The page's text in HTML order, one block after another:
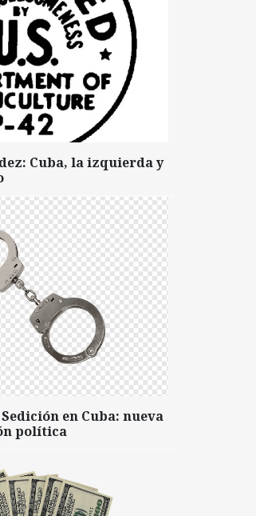
Cuba, la izquierda y
en Cuba: nueva
política